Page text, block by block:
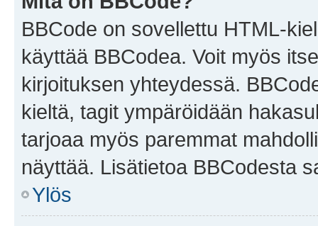
BBCode on sovellettu HTML-
käyttää BBCodea. Voit myös
kirjoituksen yhteydessä.
kieltä, tagit ympäröidään
tarjoaa myös paremmat
näyttää. Lisätietoa BBCodesta
Ylös